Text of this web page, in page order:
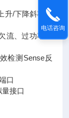
升/下降斜率可
流、过功率、
检测Sense反
口
接口
电话咨询